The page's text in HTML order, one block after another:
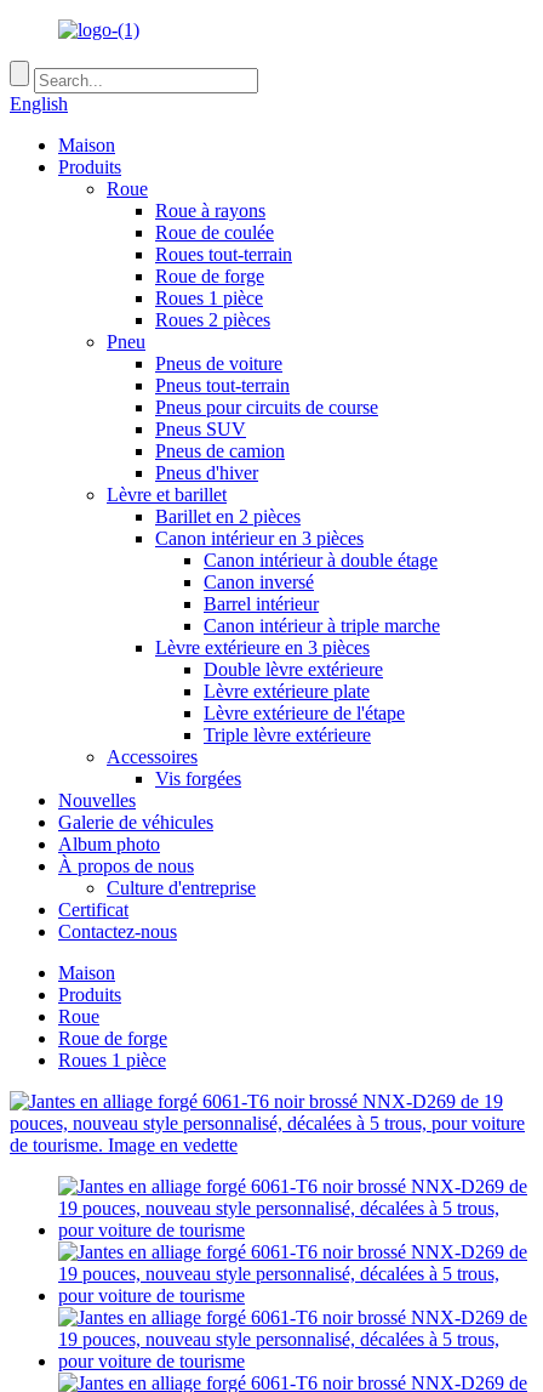
English
Maison
Produits
Roue
Roue à rayons
Roue de coulée
Roues tout-terrain
Roue de forge
Roues 1 pièce
Roues 2 pièces
Pneu
Pneus de voiture
Pneus tout-terrain
Pneus pour circuits de course
Pneus SUV
Pneus de camion
Pneus d'hiver
Lèvre et barillet
Barillet en 2 pièces
Canon intérieur en 3 pièces
Canon intérieur à double étage
Canon inversé
Barrel intérieur
Canon intérieur à triple marche
Lèvre extérieure en 3 pièces
Double lèvre extérieure
Lèvre extérieure plate
Lèvre extérieure de l'étape
Triple lèvre extérieure
Accessoires
Vis forgées
Nouvelles
Galerie de véhicules
Album photo
À propos de nous
Culture d'entreprise
Certificat
Contactez-nous
Maison
Produits
Roue
Roue de forge
Roues 1 pièce